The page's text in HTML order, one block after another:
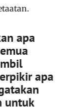
apa
apa
untuk